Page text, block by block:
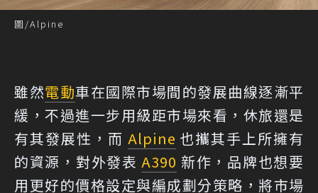
圖/Alpine
雖然電動車在國際市場間的發展曲線逐漸平
緩，不過進一步用級距市場來看，休旅還是
有其發展性，而 Alpine 也攜其手上所擁有
的資源，對外發表A390 新作，品牌也想要
用更好的價格設定與編成劃分策略，將市場